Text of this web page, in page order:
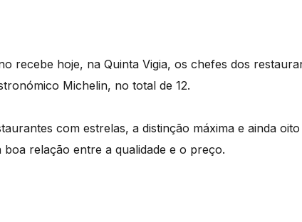
recebe hoje, na Quinta Vigia, os chefes dos
Michelin, no total de 12.
com estrelas, a distinção máxima e ainda
relação entre a qualidade e o preço.